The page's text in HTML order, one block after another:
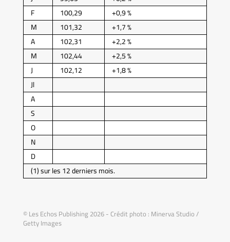
F
100,29
+0,9 %
M
101,32
+1,7 %
A
102,31
+2,2 %
M
102,44
+2,5 %
J
102,12
+1,8 %
Jl
A
S
O
N
D
(1) sur les 12 derniers mois.
© Les Echos Publishing 2026 - Crédit photo : Minerva Studio /
Getty Images